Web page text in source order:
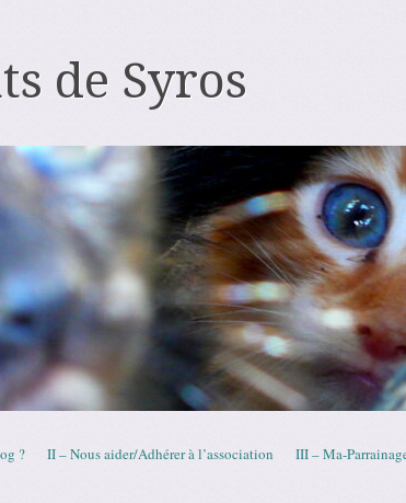
de Syros
? II – Nous aider/Adhérer à l’association III – Ma-